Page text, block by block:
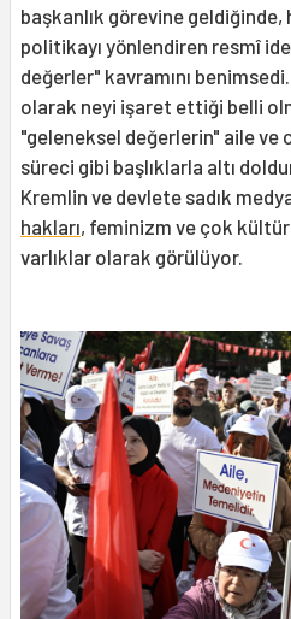
başkanlık görevine geldiğinde,
politikayı yönlendiren resmî
değerler" kavramını
olarak neyi işaret ettiği belli
"geleneksel değerlerin" aile ve
süreci gibi başlıklarla altı
Kremlin ve devlete sadık
hakları, feminizm ve çok
varlıklar olarak görülüyor.